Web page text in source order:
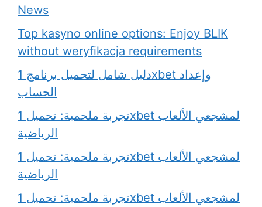
News
Top kasyno online options: Enjoy BLIK
without weryfikacja requirements
دليل شامل لتحميل برنامج 1xbet وإعداد
الحساب
تجربة ملحمية: تحميل 1xbet لمشجعي الألعاب
الرياضية
تجربة ملحمية: تحميل 1xbet لمشجعي الألعاب
الرياضية
تجربة ملحمية: تحميل 1xbet لمشجعي الألعاب